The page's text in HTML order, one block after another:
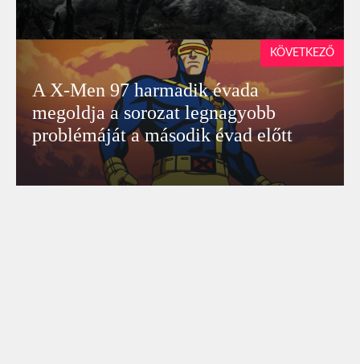
A X-Men 97 harmadik évada
megoldja a sorozat legnagyobb
problémáját a második évad előtt
KÖVETKEZŐ